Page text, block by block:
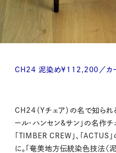
CH24 泥染め¥112,200／カー
CH24（Yチェア）の名で知られ
ール・ハンセン&サン」の名作
「TIMBER CREW」、「
に。「奄美地方伝統染色技法〈